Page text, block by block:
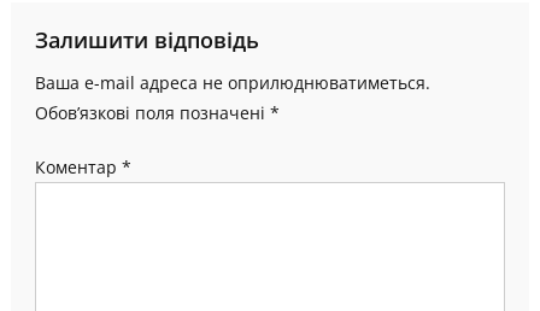
Залишити відповідь
Ваша e-mail адреса не оприлюднюватиметься.
Обов’язкові поля позначені *
Коментар *